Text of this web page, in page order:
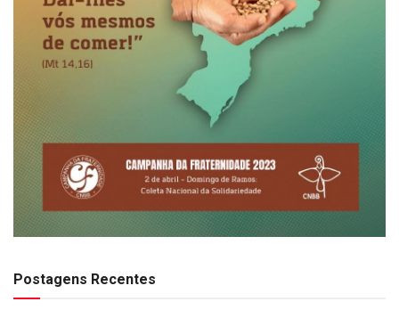
Postagens Recentes